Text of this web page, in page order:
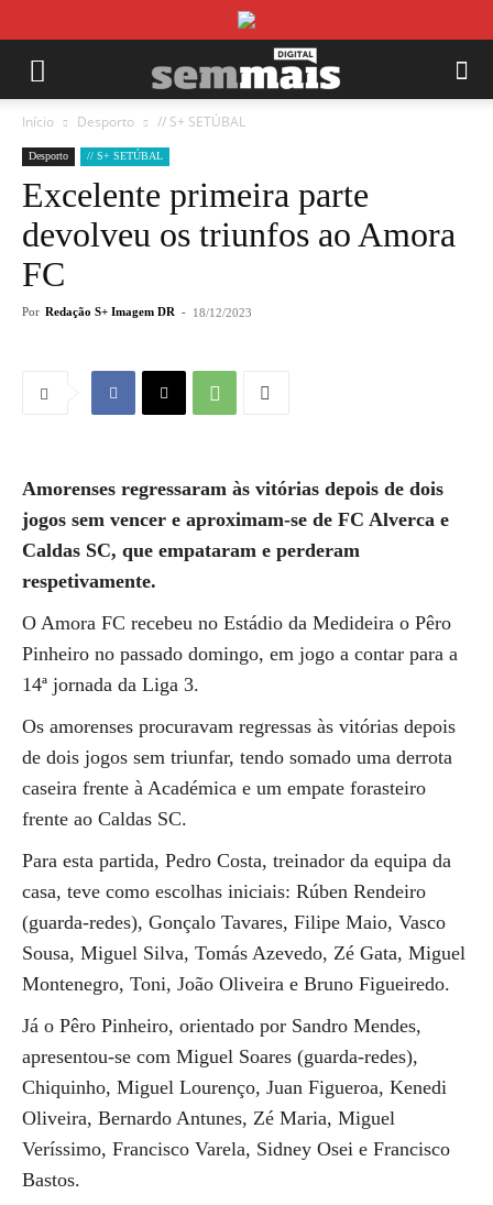
Início Desporto // S+ SETÚBAL
Desporto // S+ SETÚBAL
Excelente primeira parte
devolveu os triunfos ao Amora
FC
Por Redação S+ Imagem DR - 18/12/2023
Amorenses regressaram às vitórias depois de dois
jogos sem vencer e aproximam-se de FC Alverca e
Caldas SC, que empataram e perderam
respetivamente.
O Amora FC recebeu no Estádio da Medideira o Pêro
Pinheiro no passado domingo, em jogo a contar para a
14ª jornada da Liga 3.
Os amorenses procuravam regressas às vitórias depois
de dois jogos sem triunfar, tendo somado uma derrota
caseira frente à Académica e um empate forasteiro
frente ao Caldas SC.
Para esta partida, Pedro Costa, treinador da equipa da
casa, teve como escolhas iniciais: Rúben Rendeiro
(guarda-redes), Gonçalo Tavares, Filipe Maio, Vasco
Sousa, Miguel Silva, Tomás Azevedo, Zé Gata, Miguel
Montenegro, Toni, João Oliveira e Bruno Figueiredo.
Já o Pêro Pinheiro, orientado por Sandro Mendes,
apresentou-se com Miguel Soares (guarda-redes),
Chiquinho, Miguel Lourenço, Juan Figueroa, Kenedi
Oliveira, Bernardo Antunes, Zé Maria, Miguel
Veríssimo, Francisco Varela, Sidney Osei e Francisco
Bastos.